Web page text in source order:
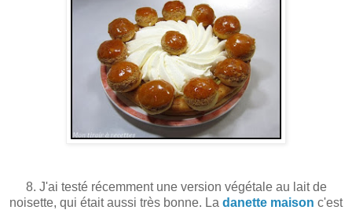
8. J'ai testé récemment une version végétale au lait de
noisette, qui était aussi très bonne. La danette maison c'est